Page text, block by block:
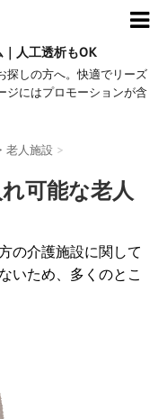
人工透析もOK
探しの方へ。快適でリーズ
ジにはプロモーションが含
老人施設 >
可能な老人
の介護施設に関して
いため、多くのとこ